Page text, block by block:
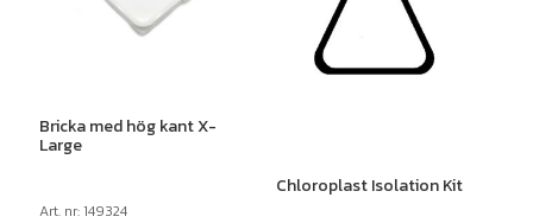
Bricka med hög kant X-
Large
Art. nr: 149324
Chloroplast Isolation Kit